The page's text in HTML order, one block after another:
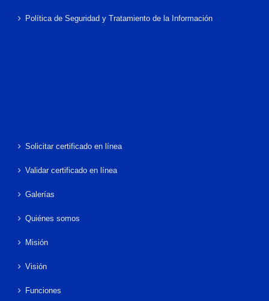
Política de Seguridad y Tratamiento de la Información
Solicitar certificado en línea
Validar certificado en línea
Galerías
Quiénes somos
Misión
Visión
Funciones